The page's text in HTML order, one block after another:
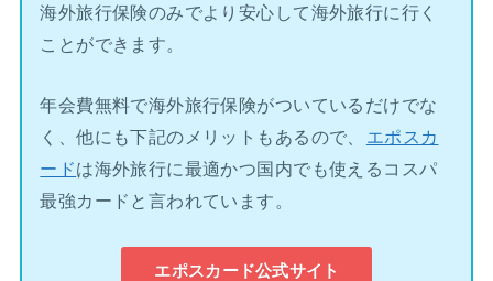
海外旅行保険のみでより安心して海外旅行に行く
ことができます。
年会費無料で海外旅行保険がついているだけでな
く、他にも下記のメリットもあるので、
エポスカ
ードは海外旅行に最適かつ国内でも使えるコスパ
最強カードと言われています。
エポスカード公式サイト